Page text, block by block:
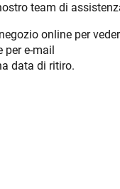
team di
online per
per e-mail
data di ritiro.